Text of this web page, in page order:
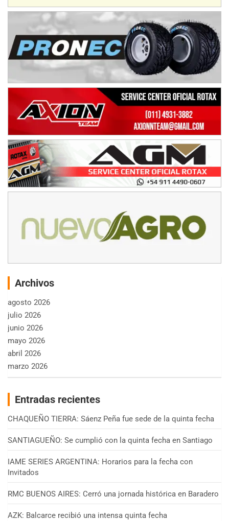
Archivos
agosto 2026
julio 2026
junio 2026
mayo 2026
abril 2026
marzo 2026
Entradas recientes
CHAQUEÑO TIERRA: Sáenz Peña fue sede de la quinta fecha
SANTIAGUEÑO: Se cumplió con la quinta fecha en Santiago
IAME SERIES ARGENTINA: Horarios para la fecha con
Invitados
RMC BUENOS AIRES: Cerró una jornada histórica en Baradero
AZK: Balcarce recibió una intensa quinta fecha